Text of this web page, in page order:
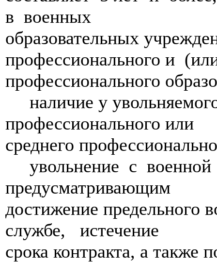
в военных
образовательных
профессионального и
профессионального
наличие у
профессионального или
среднего
увольнение с
предусматривающим
достижение предельного
службе, истечение
срока контракта, а также